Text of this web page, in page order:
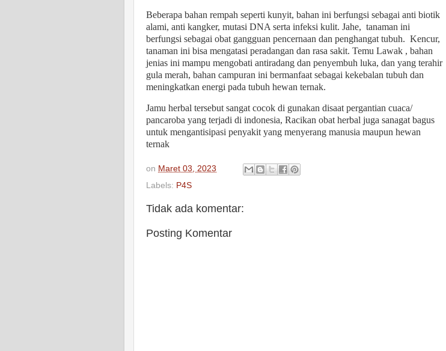
Beberapa bahan rempah seperti kunyit, bahan ini berfungsi sebagai anti biotik
alami, anti kangker, mutasi DNA serta infeksi kulit. Jahe, tanaman ini
berfungsi sebagai obat gangguan pencernaan dan penghangat tubuh. Kencur,
tanaman ini bisa mengatasi peradangan dan rasa sakit. Temu Lawak , bahan
jenias ini mampu mengobati antiradang dan penyembuh luka, dan yang terahir
gula merah, bahan campuran ini bermanfaat sebagai kekebalan tubuh dan
meningkatkan energi pada tubuh hewan ternak.
Jamu herbal tersebut sangat cocok di gunakan disaat pergantian cuaca/
pancaroba yang terjadi di indonesia, Racikan obat herbal juga sanagat bagus
untuk mengantisipasi penyakit yang menyerang manusia maupun hewan
ternak
on Maret 03, 2023
Labels: P4S
Tidak ada komentar:
Posting Komentar